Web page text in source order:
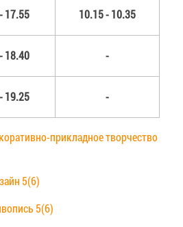
17.55 10.15 - 10.35
18.40 -
19.25 -
прикладное творчество
5(6)
5(6)